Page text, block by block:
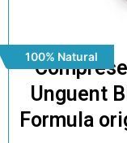
100% Natural
Unguent
Formula